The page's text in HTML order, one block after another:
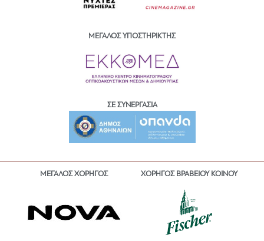
ΜΕΓΑΛΟΣ ΥΠΟΣΤΗΡΙΚΤΗΣ
ΣΕ ΣΥΝΕΡΓΑΣΙΑ
ΜΕΓΑΛΟΣ ΧΟΡΗΓΟΣ ΧΟΡΗΓΟΣ ΒΡΑΒΕΙΟΥ ΚΟΙΝΟΥ